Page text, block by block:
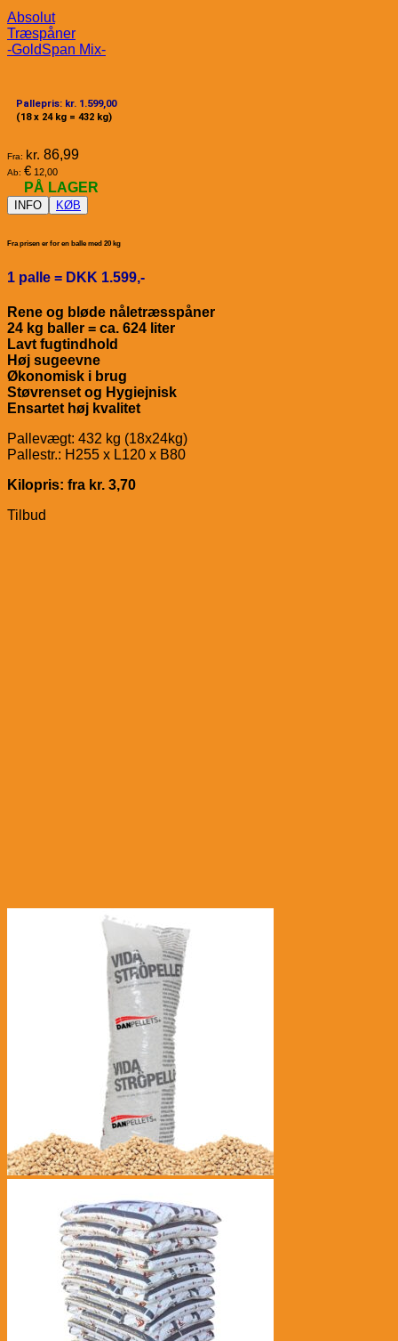
Absolut
Træspåner
-GoldSpan Mix-
Pallepris: kr. 1.599,00
(18 x 24 kg = 432 kg)
Fra: kr. 86,99
Ab: € 12,00
PÅ LAGER
INFO KØB
Fra prisen er for en balle med 20 kg
1 palle = DKK 1.599,-
Rene og bløde nåletræsspåner
24 kg baller = ca. 624 liter
Lavt fugtindhold
Høj sugeevne
Økonomisk i brug
Støvrenset og Hygiejnisk
Ensartet høj kvalitet
Pallevægt: 432 kg (18x24kg)
Pallestr.: H255 x L120 x B80
Kilopris: fra kr. 3,70
Tilbud